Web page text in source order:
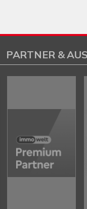
PARTNER &